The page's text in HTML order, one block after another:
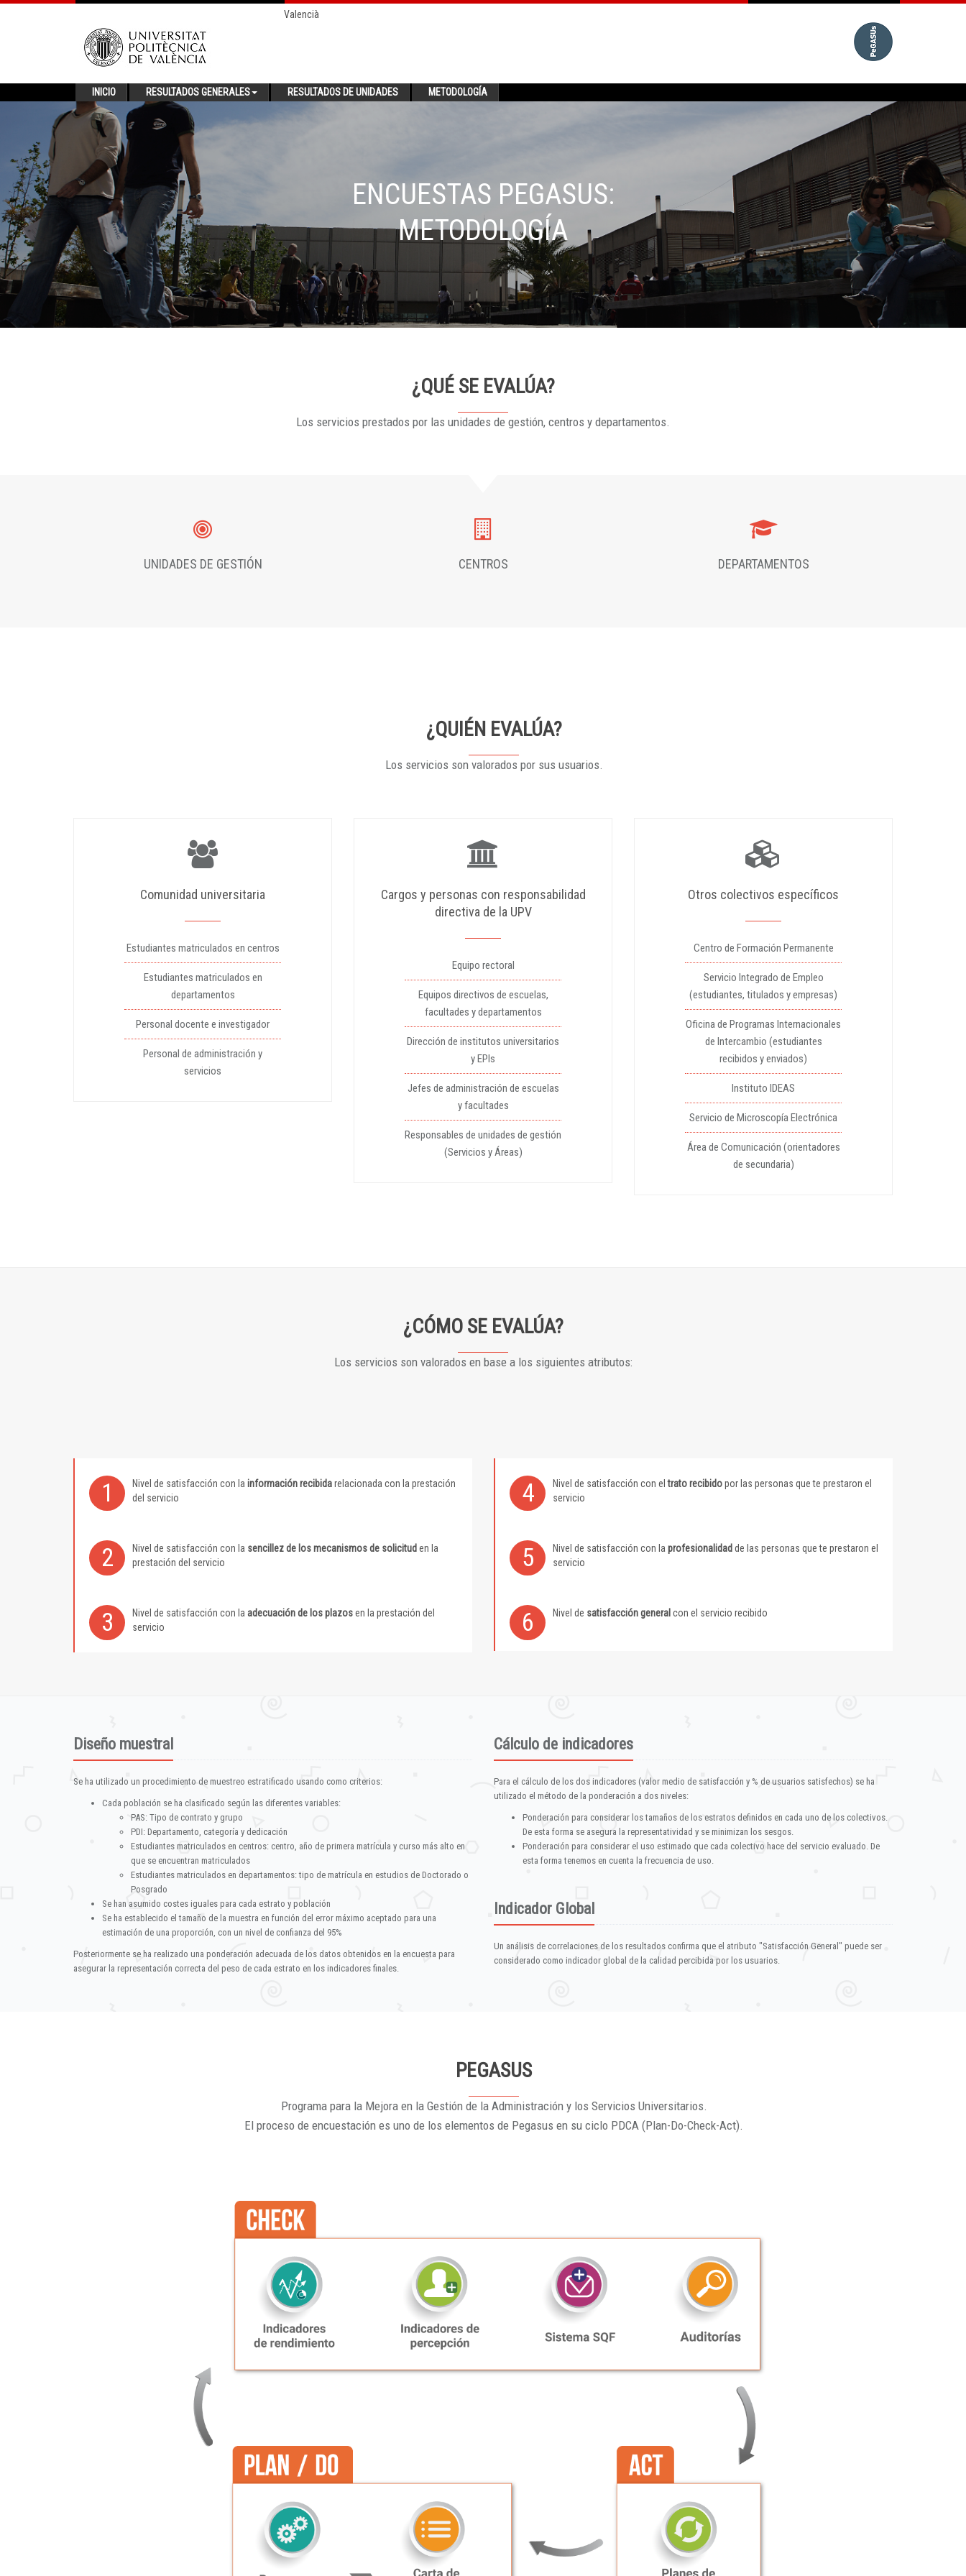
Valencià
INICIO RESULTADOS GENERALES RESULTADOS DE UNIDADES METODOLOGÍA
ENCUESTAS PEGASUS:
METODOLOGÍA
¿QUÉ SE EVALÚA?
Los servicios prestados por las unidades de gestión, centros y departamentos.
UNIDADES DE GESTIÓN CENTROS DEPARTAMENTOS
¿QUIÉN EVALÚA?
Los servicios son valorados por sus usuarios.
Comunidad universitaria
Estudiantes matriculados en centros
Estudiantes matriculados en
departamentos
Personal docente e investigador
Personal de administración y
servicios
Cargos y personas con responsabilidad
directiva de la UPV
Equipo rectoral
Equipos directivos de escuelas,
facultades y departamentos
Dirección de institutos universitarios
y EPIs
Jefes de administración de escuelas
y facultades
Responsables de unidades de gestión
(Servicios y Áreas)
Otros colectivos específicos
Centro de Formación Permanente
Servicio Integrado de Empleo
(estudiantes, titulados y empresas)
Oficina de Programas Internacionales
de Intercambio (estudiantes
recibidos y enviados)
Instituto IDEAS
Servicio de Microscopía Electrónica
Área de Comunicación (orientadores
de secundaria)
¿CÓMO SE EVALÚA?
Los servicios son valorados en base a los siguientes atributos:
1 Nivel de satisfacción con la información recibidarelacionada con la prestación
del servicio
4 Nivel de satisfacción con eltrato recibidopor las personas que te prestaron el
servicio
2 Nivel de satisfacción con la sencillez de los mecanismos de solicitud en la
prestación del servicio
5 Nivel de satisfacción con la profesionalidad de las personas que te prestaron el
servicio
3 Nivel de satisfacción con la adecuación de los plazosen la prestación del
servicio
6 Nivel de satisfacción general con el servicio recibido
Diseño muestral
Se ha utilizado un procedimiento de muestreo estratificado usando como criterios:
Cada población se ha clasificado según las diferentes variables:
PAS: Tipo de contrato y grupo
PDI: Departamento, categoría y dedicación
Estudiantes matriculados en centros: centro, año de primera matrícula y curso más alto en
que se encuentran matriculados
Estudiantes matriculados en departamentos: tipo de matrícula en estudios de Doctorado o
Posgrado
Se han asumido costes iguales para cada estrato y población
Se ha establecido el tamaño de la muestra en función del error máximo aceptado para una
estimación de una proporción, con un nivel de confianza del 95%
Posteriormente se ha realizado una ponderación adecuada de los datos obtenidos en la encuesta para
asegurar la representación correcta del peso de cada estrato en los indicadores finales.
Cálculo de indicadores
Para el cálculo de los dos indicadores (valor medio de satisfacción y % de usuarios satisfechos) se ha
utilizado el método de la ponderación a dos niveles:
Ponderación para considerar los tamaños de los estratos definidos en cada uno de los colectivos.
De esta forma se asegura la representatividad y se minimizan los sesgos.
Ponderación para considerar el uso estimado que cada colectivo hace del servicio evaluado. De
esta forma tenemos en cuenta la frecuencia de uso.
Indicador Global
Un análisis de correlaciones de los resultados confirma que el atributo "Satisfacción General" puede ser
considerado como indicador global de la calidad percibida por los usuarios.
PEGASUS
Programa para la Mejora en la Gestión de la Administración y los Servicios Universitarios.
El proceso de encuestación es uno de los elementos de Pegasus en su ciclo PDCA (Plan-Do-Check-Act).